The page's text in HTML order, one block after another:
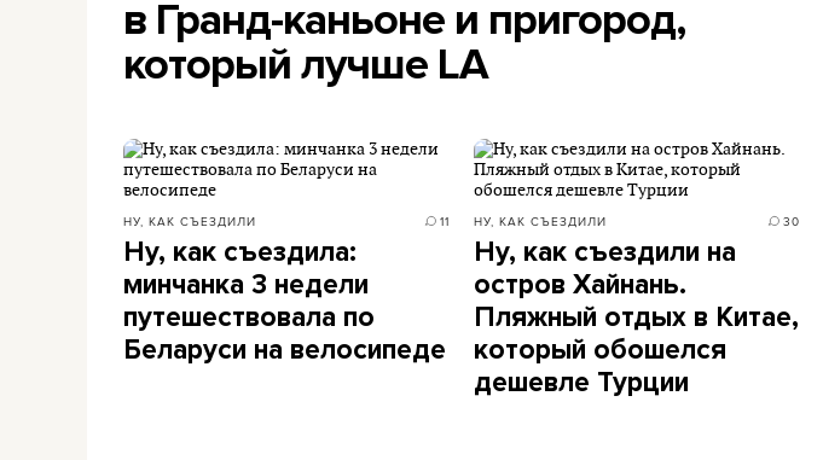
в Гранд-каньоне и пригород,
который лучше LA
НУ, КАК СЪЕЗДИЛИ 11
Ну, как съездила:
минчанка 3 недели
путешествовала по
Беларуси на велосипеде
НУ, КАК СЪЕЗДИЛИ 30
Ну, как съездили на
остров Хайнань.
Пляжный отдых в Китае,
который обошелся
дешевле Турции